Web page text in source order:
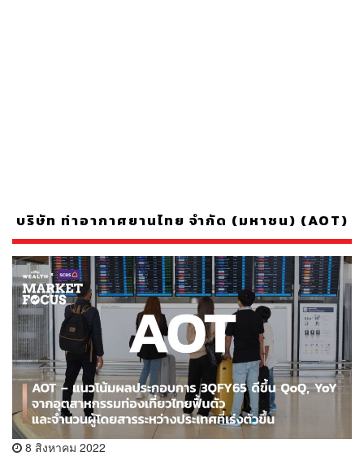
บริษัท ท่าอากาศยานไทย จำกัด (มหาชน) (AOT)
8 สิงหาคม 2022